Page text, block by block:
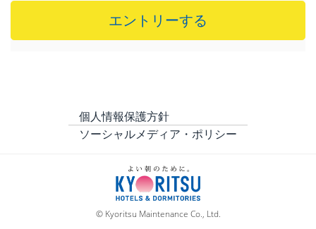
エントリーする
個人情報保護方針
ソーシャルメディア・ポリシー
© Kyoritsu Maintenance Co., Ltd.